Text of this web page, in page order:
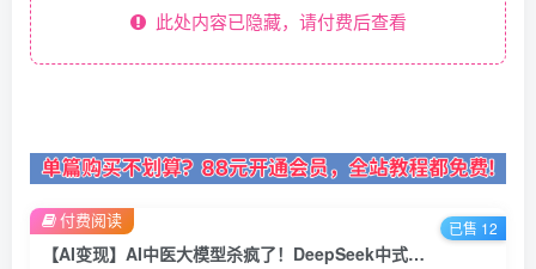
此处内容已隐藏，请付费后查看
【AI变现】AI中医大模型杀疯了！DeepSeek中式养生2.0版本，十几篇笔记粉丝3w+
付费阅读 已售 12